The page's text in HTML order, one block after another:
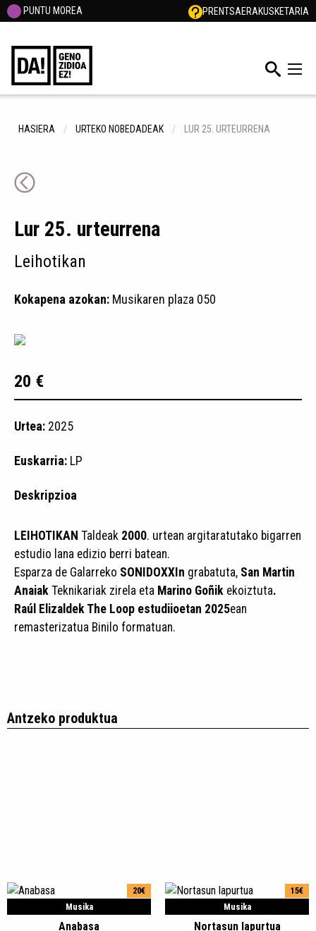
PUNTU MOREA PRENTSAERAKUSKETARIA
HASIERA URTEKO NOBEDADEAK LUR 25. URTEURRENA
Lur 25. urteurrena
Leihotikan
Kokapena azokan: Musikaren plaza 050
20 €
Urtea: 2025
Euskarria: LP
Deskripzioa
LEIHOTIKAN Taldeak 2000. urtean argitaratutako bigarren
estudio lana edizio berri batean.
Esparza de Galarreko SONIDOXXIn grabatuta, San Martin
Anaiak Teknikariak zirela eta Marino Goñik ekoiztuta.
Raúl Elizaldek The Loop estudiioetan 2025ean
remasterizatua Binilo formatuan.
Antzeko produktua
Musika
20€
Anabasa
Musika
15€
Nortasun lapurtua